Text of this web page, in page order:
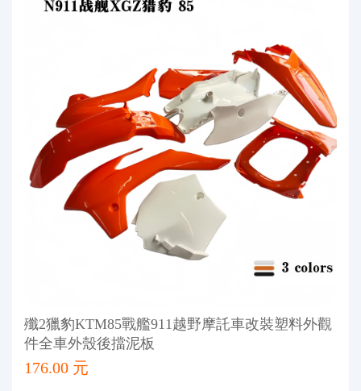
殲2獵豹KTM85戰艦911越野摩託車改裝塑料外觀
件全車外殼後擋泥板
176.00 元